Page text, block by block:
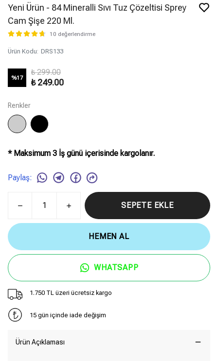
Yeni Ürün - 84 Mineralli Sıvı Tuz Çözeltisi Sprey
Cam Şişe 220 Ml.
10 değerlendirme
Ürün Kodu: DRS133
%17
₺ 299.00
₺ 249.00
Renkler
* Maksimum 3 İş günü içerisinde kargolanır.
Paylaş:
SEPETE EKLE
HEMEN AL
WHATSAPP
1.750 TL üzeri ücretsiz kargo
15 gün içinde iade değişim
Ürün Açıklaması